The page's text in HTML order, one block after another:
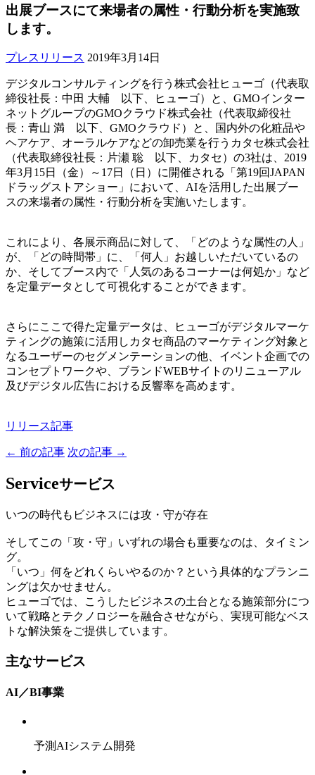
出展ブースにて来場者の属性・行動分析を実施致
します。
プレスリリース 2019年3月14日
デジタルコンサルティングを行う株式会社ヒューゴ（代表取
締役社長：中田 大輔 以下、ヒューゴ）と、GMOインター
ネットグループのGMOクラウド株式会社（代表取締役社
長：青山 満 以下、GMOクラウド）と、国内外の化粧品や
ヘアケア、オーラルケアなどの卸売業を行うカタセ株式会社
（代表取締役社長：片瀬 聡 以下、カタセ）の3社は、2019
年3月15日（金）～17日（日）に開催される「第19回JAPAN
ドラッグストアショー」において、AIを活用した出展ブー
スの来場者の属性・行動分析を実施いたします。
これにより、各展示商品に対して、「どのような属性の人」
が、「どの時間帯」に、「何人」お越しいただいているの
か、そしてブース内で「人気のあるコーナーは何処か」など
を定量データとして可視化することができます。
さらにここで得た定量データは、ヒューゴがデジタルマーケ
ティングの施策に活用しカタセ商品のマーケティング対象と
なるユーザーのセグメンテーションの他、イベント企画での
コンセプトワークや、ブランドWEBサイトのリニューアル
及びデジタル広告における反響率を高めます。
リリース記事
← 前の記事 次の記事 →
Serviceサービス
いつの時代もビジネスには攻・守が存在
そしてこの「攻・守」いずれの場合も重要なのは、タイミン
グ。
「いつ」何をどれくらいやるのか？という具体的なプランニ
ングは欠かせません。
ヒューゴでは、こうしたビジネスの土台となる施策部分につ
いて戦略とテクノロジーを融合させながら、実現可能なベス
トな解決策をご提供しています。
主なサービス
AI／BI事業
予測AIシステム開発